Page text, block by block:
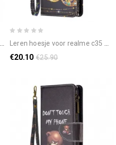
leren hoesje voor realme c35 met ketting vlinderszak met rits en riem
€20.10 €25.90